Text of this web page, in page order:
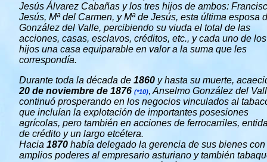
Jesús Álvarez Cabañas y los tres hijos de ambos:
Jesús, Mª del Carmen, y Mª de Jesús, esta última esposa
González del Valle, percibiendo su viuda el total de las
acciones, casas, esclavos, créditos, etc., y cada uno de los
hijos una casa equiparable en valor a la suma que les
correspondía.
Durante toda la década de 1860 y hasta su muerte,
20 de noviembre de 1876 (*10), Anselmo González del
continuó prosperando en los negocios vinculados al
que incluían la explotación de importantes posesiones
agrícolas, pero también en acciones de ferrocarriles,
de crédito y un largo etcétera.
Hacia 1870 había delegado la gerencia de sus bienes con
amplios poderes al empresario asturiano y también